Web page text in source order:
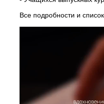
Все подробности и